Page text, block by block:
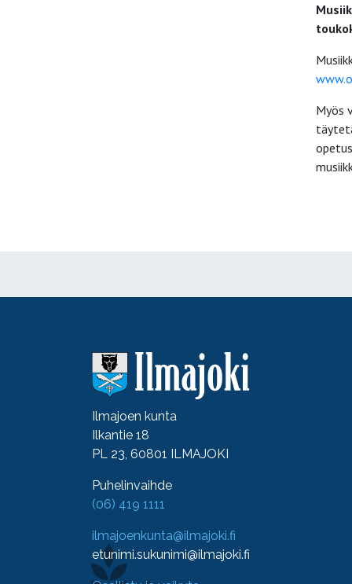
Myös
Ilmajoen kunta
Ilkantie 18
PL 23, 60801 ILMAJOKI
Puhelinvaihde
(06) 419 1111
ilmajoenkunta@ilmajoki.fi
etunimi.sukunimi@ilmajoki.fi